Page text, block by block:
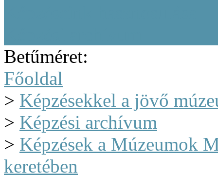
Betűméret:
Főoldal
> Képzésekkel a jövő
> Képzési archívum
> Képzések a Múzeumok
keretében